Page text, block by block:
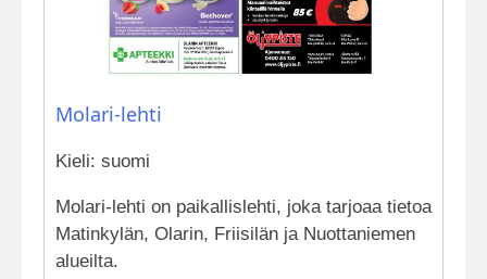
Molari-lehti
Kieli: suomi
Molari-lehti on paikallislehti, joka tarjoaa tietoa
Matinkylän, Olarin, Friisilän ja Nuottaniemen
alueilta.